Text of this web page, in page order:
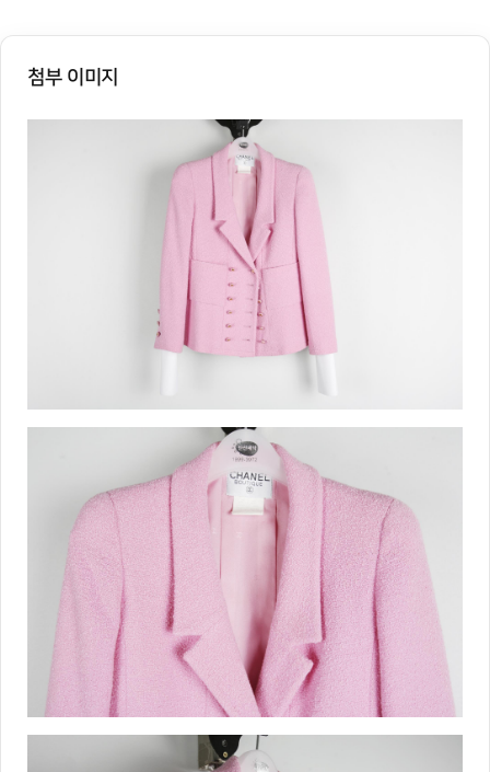
첨부 이미지